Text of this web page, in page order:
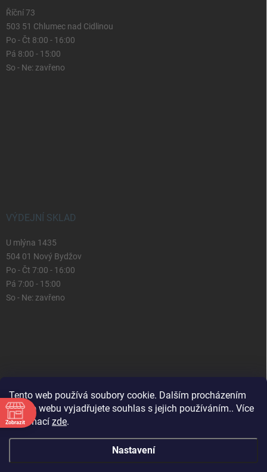
Tento web používá soubory cookie. Dalším procházením
tohoto webu vyjadřujete souhlas s jejich používáním.. Více
informací zde.
Nastavení
Říční 73
503 51 Chlumec nad Cidlinou
Po - Čt 8:00 - 16:00
Pá 8:00 - 15:00
So - Ne: zavřeno
VÝDEJNÍ SKLAD
U mlýna 1435
504 01 Nový Bydžov
Po - Čt 7:00 - 16:00
Pá 7:00 - 15:00
So - Ne: zavřeno
Zobrazit